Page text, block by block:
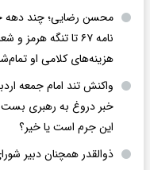
نامه ۶۷ تا تنگه
هزینه‌های کلامی او
واکنش تند امام جمعه
خبر دروغ به رهبری بست
این جرم است یا خیر؟
ذوالقدر همچنان دبیر